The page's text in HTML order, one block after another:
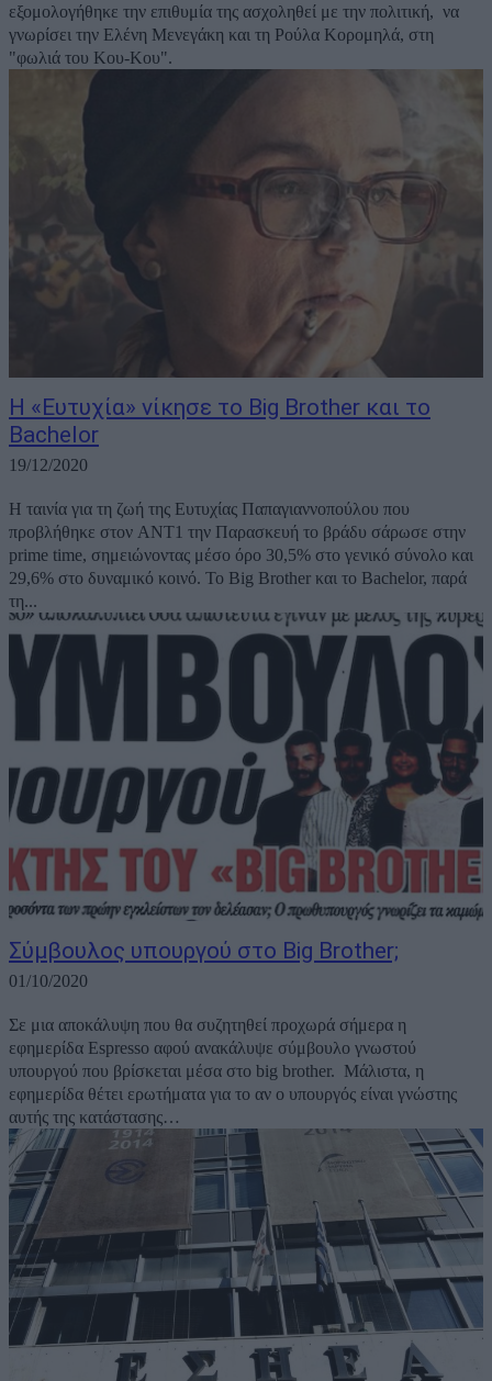
εξομολογήθηκε την επιθυμία της ασχοληθεί με την πολιτική, να
γνωρίσει την Ελένη Μενεγάκη και τη Ρούλα Κορομηλά, στη
"φωλιά του Κου-Κου".
Η «Ευτυχία» νίκησε το Big Brother και το
Bachelor
19/12/2020
Η ταινία για τη ζωή της Ευτυχίας Παπαγιαννοπούλου που
προβλήθηκε στον ΑΝΤ1 την Παρασκευή το βράδυ σάρωσε στην
prime time, σημειώνοντας μέσο όρο 30,5% στο γενικό σύνολο και
29,6% στο δυναμικό κοινό. Το Big Brother και το Bachelor, παρά
τη...
Σύμβουλος υπουργού στο Big Brother;
01/10/2020
Σε μια αποκάλυψη που θα συζητηθεί προχωρά σήμερα η
εφημερίδα Espresso αφού ανακάλυψε σύμβουλο γνωστού
υπουργού που βρίσκεται μέσα στο big brother. Μάλιστα, η
εφημερίδα θέτει ερωτήματα για το αν ο υπουργός είναι γνώστης
αυτής της κατάστασης…